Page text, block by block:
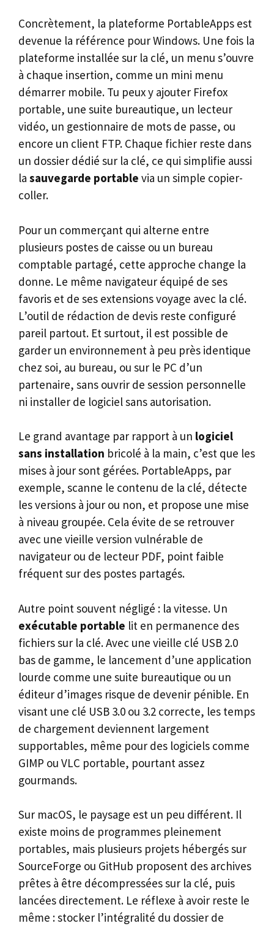
Concrètement, la plateforme PortableApps est
devenue la référence pour Windows. Une fois la
plateforme installée sur la clé, un menu s’ouvre
à chaque insertion, comme un mini menu
démarrer mobile. Tu peux y ajouter Firefox
portable, une suite bureautique, un lecteur
vidéo, un gestionnaire de mots de passe, ou
encore un client FTP. Chaque fichier reste dans
un dossier dédié sur la clé, ce qui simplifie aussi
la sauvegarde portable via un simple copier-
coller.
Pour un commerçant qui alterne entre
plusieurs postes de caisse ou un bureau
comptable partagé, cette approche change la
donne. Le même navigateur équipé de ses
favoris et de ses extensions voyage avec la clé.
L’outil de rédaction de devis reste configuré
pareil partout. Et surtout, il est possible de
garder un environnement à peu près identique
chez soi, au bureau, ou sur le PC d’un
partenaire, sans ouvrir de session personnelle
ni installer de logiciel sans autorisation.
Le grand avantage par rapport à un logiciel
sans installation bricolé à la main, c’est que les
mises à jour sont gérées. PortableApps, par
exemple, scanne le contenu de la clé, détecte
les versions à jour ou non, et propose une mise
à niveau groupée. Cela évite de se retrouver
avec une vieille version vulnérable de
navigateur ou de lecteur PDF, point faible
fréquent sur des postes partagés.
Autre point souvent négligé : la vitesse. Un
exécutable portable lit en permanence des
fichiers sur la clé. Avec une vieille clé USB 2.0
bas de gamme, le lancement d’une application
lourde comme une suite bureautique ou un
éditeur d’images risque de devenir pénible. En
visant une clé USB 3.0 ou 3.2 correcte, les temps
de chargement deviennent largement
supportables, même pour des logiciels comme
GIMP ou VLC portable, pourtant assez
gourmands.
Sur macOS, le paysage est un peu différent. Il
existe moins de programmes pleinement
portables, mais plusieurs projets hébergés sur
SourceForge ou GitHub proposent des archives
prêtes à être décompressées sur la clé, puis
lancées directement. Le réflexe à avoir reste le
même : stocker l’intégralité du dossier de